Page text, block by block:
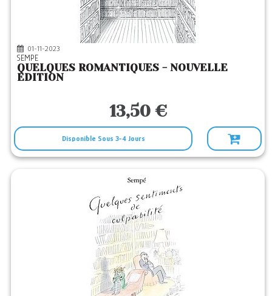
01-11-2023
SEMPE
QUELQUES ROMANTIQUES - NOUVELLE
EDITION
13,50 €
Disponible Sous 3-4 Jours